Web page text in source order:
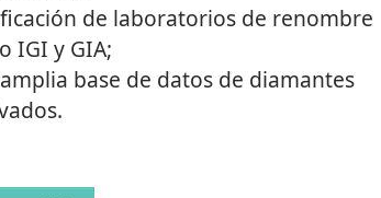
de laboratorios de renombre
IGI y GIA;
base de datos de diamantes